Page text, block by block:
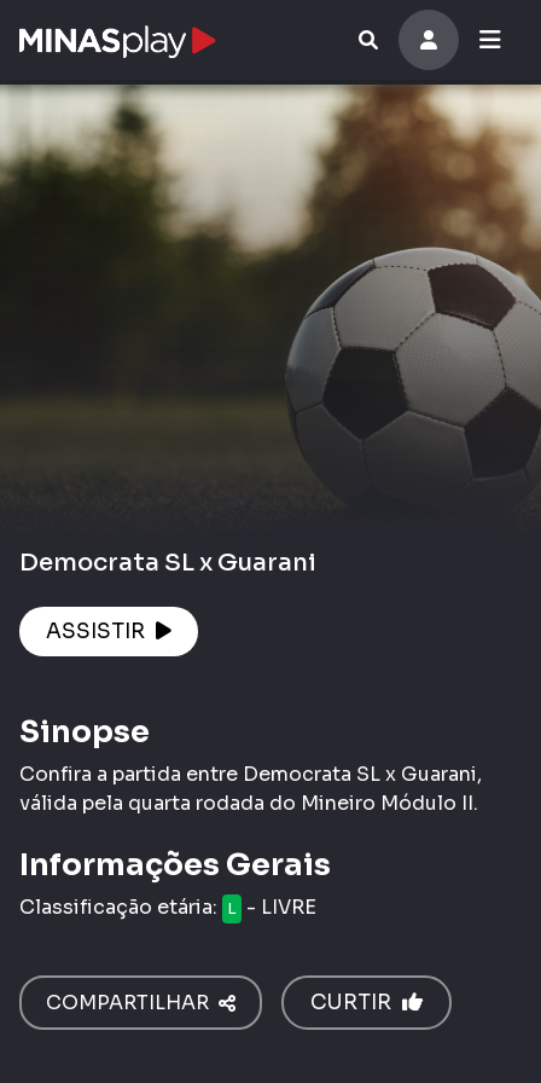
Democrata SL x Guarani
ASSISTIR
Sinopse
Confira a partida entre Democrata SL x Guarani,
válida pela quarta rodada do Mineiro Módulo II.
Informações Gerais
Classificação etária: L - LIVRE
COMPARTILHAR CURTIR